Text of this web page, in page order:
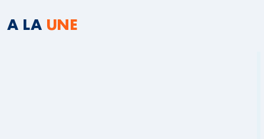
A LA UNE